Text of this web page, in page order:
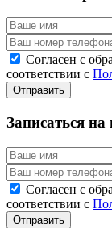
Согласен с
соответствии с
Записаться на
Согласен с
соответствии с